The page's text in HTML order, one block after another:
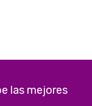
las mejores